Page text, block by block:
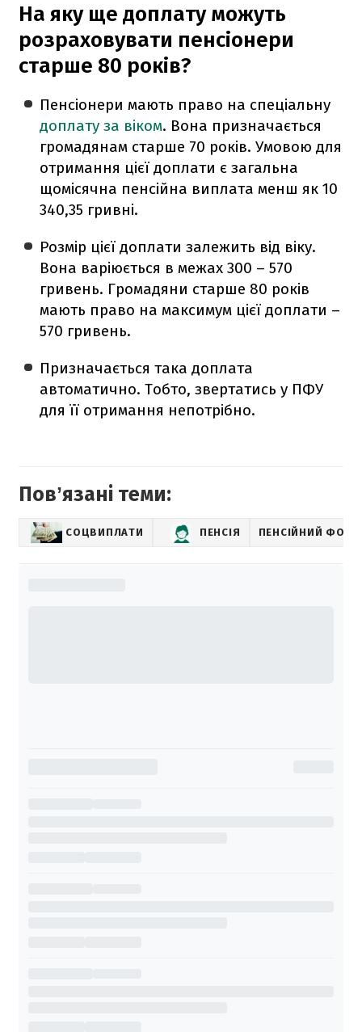
На яку ще доплату можуть
розраховувати пенсіонери
старше 80 років?
Пенсіонери мають право на спеціальну
доплату за віком. Вона призначається
громадянам старше 70 років. Умовою для
отримання цієї доплати є загальна
щомісячна пенсійна виплата менш як 10
340,35 гривні.
Розмір цієї доплати залежить від віку.
Вона варіюється в межах 300 – 570
гривень. Громадяни старше 80 років
мають право на максимум цієї доплати –
570 гривень.
Призначається така доплата
автоматично. Тобто, звертатись у ПФУ
для її отримання непотрібно.
Повʼязані теми:
СОЦВИПЛАТИ ПЕНСІЯ ПЕНСІЙНИЙ ФОНД